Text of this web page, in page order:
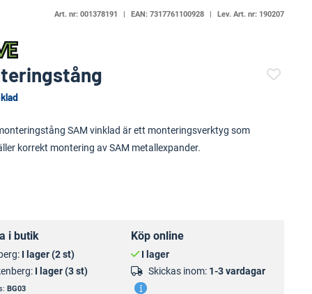
Art. nr: 001378191 EAN: 7317761100928 Lev. Art. nr: 190207
SAM vinklad är ett monteringsverktyg som
korrekt montering av SAM metallexpander.
i butik
I lager (2 st)
I lager (3 st)
BG03
Köp online
I lager
Skickas inom: 1-3 vardagar